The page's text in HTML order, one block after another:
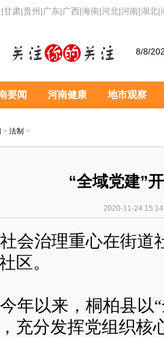
|甘肃|贵州 |广东|广西|海南|河北|河南|湖北|
8/8/
要闻 河南健康 地市观察
> 法制 >
“全域党建”
2020-11-24
会治理重心在街道
区。
年以来，桐柏县以
充分发挥党组织核